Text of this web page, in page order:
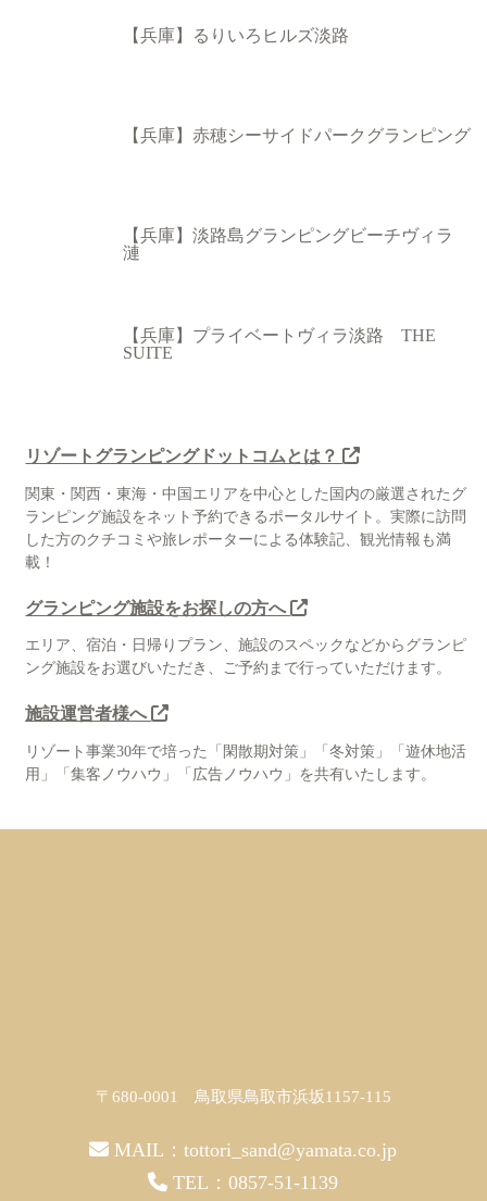
【兵庫】るりいろヒルズ淡路
【兵庫】赤穂シーサイドパークグランピング
【兵庫】淡路島グランピングビーチヴィラ
漣
【兵庫】プライベートヴィラ淡路 THE
SUITE
リゾートグランピングドットコムとは？
関東・関西・東海・中国エリアを中心とした国内の厳選されたグ
ランピング施設をネット予約できるポータルサイト。実際に訪問
した方のクチコミや旅レポーターによる体験記、観光情報も満
載！
グランピング施設をお探しの方へ
エリア、宿泊・日帰りプラン、施設のスペックなどからグランピ
ング施設をお選びいただき、ご予約まで行っていただけます。
施設運営者様へ
リゾート事業30年で培った「閑散期対策」「冬対策」「遊休地活
用」「集客ノウハウ」「広告ノウハウ」を共有いたします。
〒680-0001 鳥取県鳥取市浜坂1157-115
MAIL：tottori_sand@yamata.co.jp
TEL：0857-51-1139